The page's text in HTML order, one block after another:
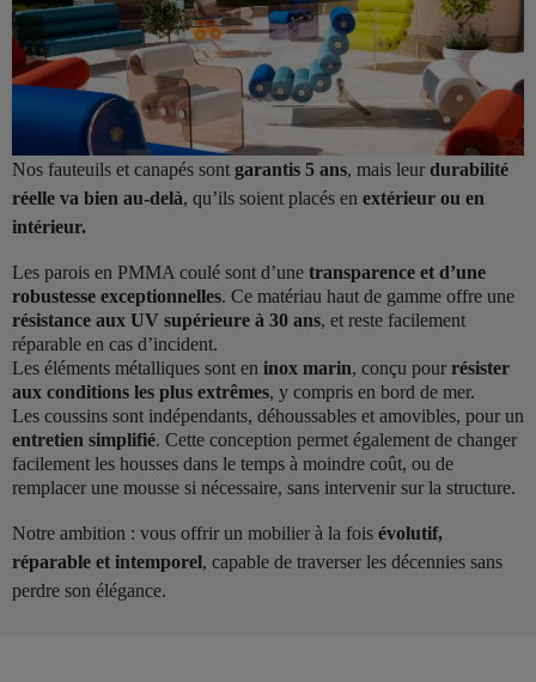
Nos fauteuils et canapés sont garantis 5 ans, mais leur durabilité
réelle va bien au-delà, qu’ils soient placés en extérieur ou en
intérieur.
Les parois en PMMA coulé sont d’une transparence et d’une
robustesse exceptionnelles. Ce matériau haut de gamme offre une
résistance aux UV supérieure à 30 ans, et reste facilement
réparable en cas d’incident.
Les éléments métalliques sont en inox marin, conçu pour résister
aux conditions les plus extrêmes, y compris en bord de mer.
Les coussins sont indépendants, déhoussables et amovibles, pour un
entretien simplifié. Cette conception permet également de changer
facilement les housses dans le temps à moindre coût, ou de
remplacer une mousse si nécessaire, sans intervenir sur la structure.
Notre ambition : vous offrir un mobilier à la fois évolutif,
réparable et intemporel, capable de traverser les décennies sans
perdre son élégance.